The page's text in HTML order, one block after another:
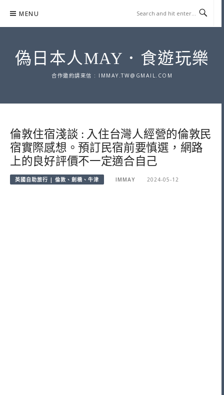
content
MENU
偽日本人MAY．食遊玩樂
合作邀約請來信 : IMMAY.TW@GMAIL.COM
倫敦住宿淺談 : 入住台灣人經營的倫敦民
宿實際感想。預訂民宿前要慎選，網路
上的良好評價不一定適合自己
英國自助旅行 | 倫敦、劍橋、牛津 IMMAY 2024-05-12